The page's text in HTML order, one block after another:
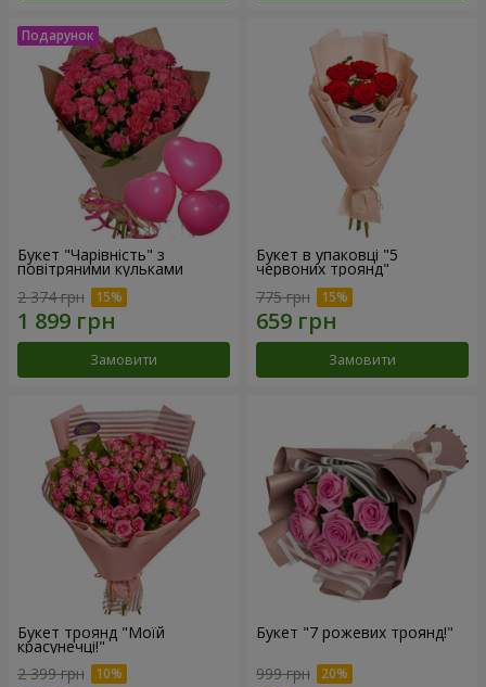
Букет "Чарівність" з
повітряними кульками
2 374 грн
Замовити
Букет в упаковці "5
червоних троянд"
775 грн
Замовити
Букет троянд "Моїй
красунечці!"
2 399 грн
Букет "7 рожевих троянд!"
999 грн